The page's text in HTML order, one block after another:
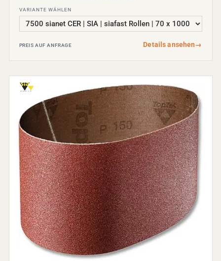
VARIANTE WÄHLEN
PREIS AUF ANFRAGE Details ansehen→